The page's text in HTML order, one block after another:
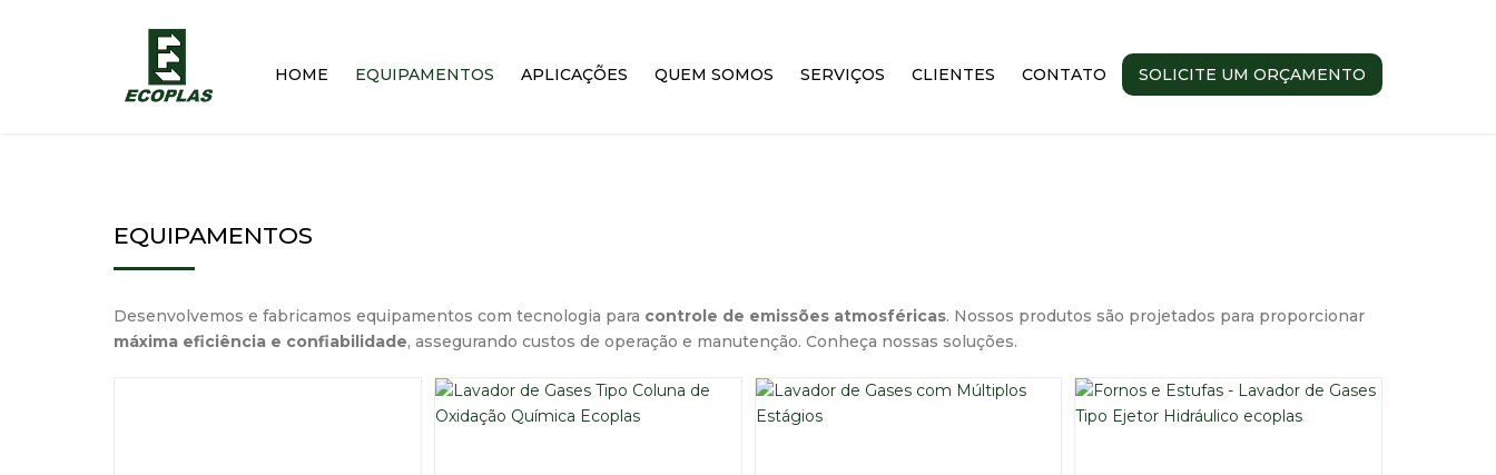
HOME EQUIPAMENTOS APLICAÇÕES QUEM SOMOS SERVIÇOS CLIENTES CONTATO SOLICITE UM ORÇAMENTO
EQUIPAMENTOS
Desenvolvemos e fabricamos equipamentos com tecnologia para controle de emissões atmosféricas. Nossos produtos são projetados para proporcionar
máxima eficiência e confiabilidade, assegurando custos de operação e manutenção. Conheça nossas soluções.